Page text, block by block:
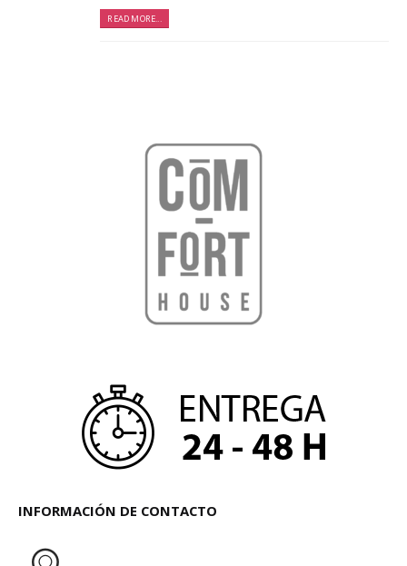
READ MORE...
INFORMACIÓN DE CONTACTO